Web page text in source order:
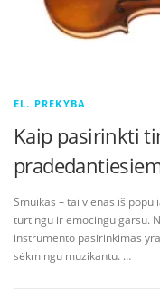
EL. PREKYBA
Kaip pasirinkti
Smuikas – tai vienas iš
turtingu ir emocingu garsu.
instrumento pasirinkimas
sėkmingu muzikantu. …